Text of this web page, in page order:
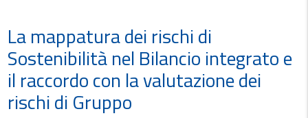
La mappatura dei rischi di
Sostenibilità nel Bilancio integrato e
il raccordo con la valutazione dei
rischi di Gruppo